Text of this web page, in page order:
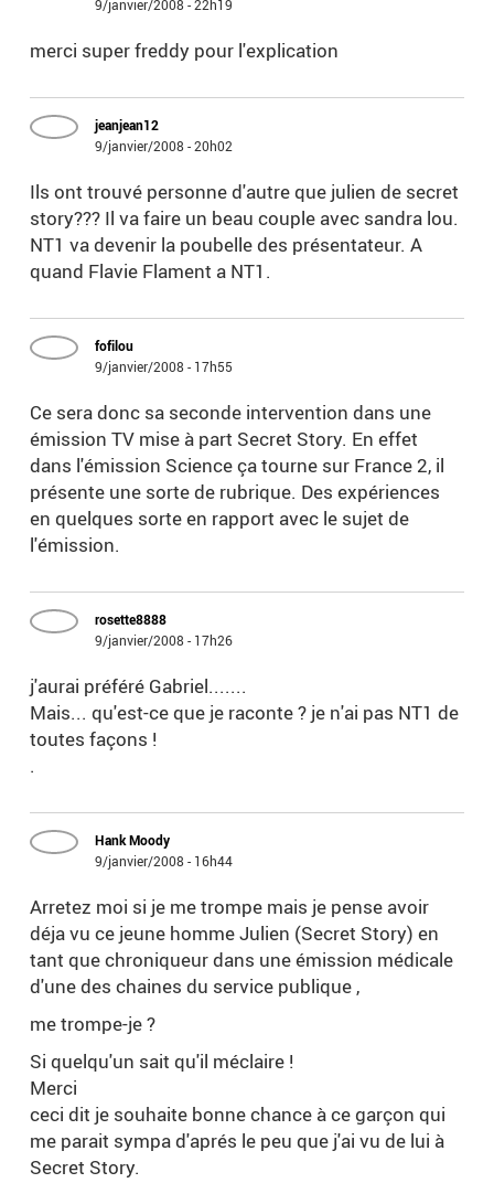
9/janvier/2008 - 22h19
merci super freddy pour l'explication
jeanjean12
9/janvier/2008 - 20h02
Ils ont trouvé personne d'autre que julien de secret
story??? Il va faire un beau couple avec sandra lou.
NT1 va devenir la poubelle des présentateur. A
quand Flavie Flament a NT1.
fofilou
9/janvier/2008 - 17h55
Ce sera donc sa seconde intervention dans une
émission TV mise à part Secret Story. En effet
dans l'émission Science ça tourne sur France 2, il
présente une sorte de rubrique. Des expériences
en quelques sorte en rapport avec le sujet de
l'émission.
rosette8888
9/janvier/2008 - 17h26
j'aurai préféré Gabriel.......
Mais... qu'est-ce que je raconte ? je n'ai pas NT1 de
toutes façons !
.
Hank Moody
9/janvier/2008 - 16h44
Arretez moi si je me trompe mais je pense avoir
déja vu ce jeune homme Julien (Secret Story) en
tant que chroniqueur dans une émission médicale
d'une des chaines du service publique ,
me trompe-je ?
Si quelqu'un sait qu'il méclaire !
Merci
ceci dit je souhaite bonne chance à ce garçon qui
me parait sympa d'aprés le peu que j'ai vu de lui à
Secret Story.